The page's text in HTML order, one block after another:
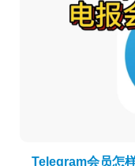
Telegram会员怎